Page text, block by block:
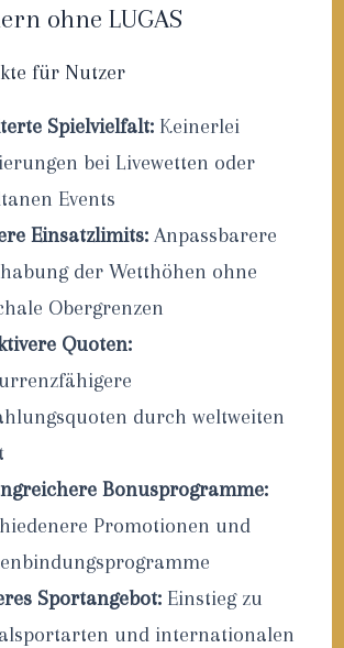
ohne LUGAS
für Nutzer
Spielvielfalt: Keinerlei
bei Livewetten oder
Events
Einsatzlimits: Anpassbarere
der Wetthöhen ohne
Obergrenzen
Quoten:
durch weltweiten
Bonusprogramme:
Promotionen und
Sportangebot: Einstieg zu
und internationalen